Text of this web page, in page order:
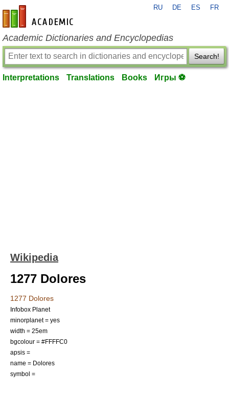
en-academic.com
RU DE ES FR
Academic Dictionaries and Encyclopedias
Search!
Interpretations Translations Books Игры ⚽
Wikipedia
1277 Dolores
1277 Dolores
Infobox Planet
minorplanet = yes
width = 25em
bgcolour = #FFFFC0
apsis =
name = Dolores
symbol =